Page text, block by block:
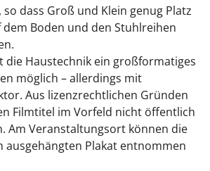
dass Groß und Klein genug Platz
dem Boden und den Stuhlreihen
die Haustechnik ein großformatiges
möglich – allerdings mit
Aus lizenzrechtlichen Gründen
Filmtitel im Vorfeld nicht öffentlich
Am Veranstaltungsort können die
ausgehängten Plakat entnommen